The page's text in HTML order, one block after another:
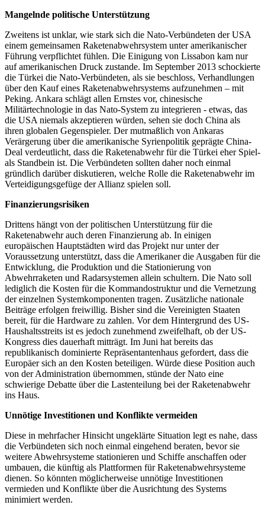
Mangelnde politische Unterstützung
Zweitens ist unklar, wie stark sich die Nato-Verbündeten der USA
einem gemeinsamen Raketenabwehrsystem unter amerikanischer
Führung verpflichtet fühlen. Die Einigung von Lissabon kam nur
auf amerikanischen Druck zustande. Im September 2013 schockierte
die Türkei die Nato-Verbündeten, als sie beschloss, Verhandlungen
über den Kauf eines Raketenabwehrsystems aufzunehmen – mit
Peking. Ankara schlägt allen Ernstes vor, chinesische
Militärtechnologie in das Nato-System zu integrieren - etwas, das
die USA niemals akzeptieren würden, sehen sie doch China als
ihren globalen Gegenspieler. Der mutmaßlich von Ankaras
Verärgerung über die amerikanische Syrienpolitik geprägte China-
Deal verdeutlicht, dass die Raketenabwehr für die Türkei eher Spiel-
als Standbein ist. Die Verbündeten sollten daher noch einmal
gründlich darüber diskutieren, welche Rolle die Raketenabwehr im
Verteidigungsgefüge der Allianz spielen soll.
Finanzierungsrisiken
Drittens hängt von der politischen Unterstützung für die
Raketenabwehr auch deren Finanzierung ab. In einigen
europäischen Hauptstädten wird das Projekt nur unter der
Voraussetzung unterstützt, dass die Amerikaner die Ausgaben für die
Entwicklung, die Produktion und die Stationierung von
Abwehrraketen und Radarsystemen allein schultern. Die Nato soll
lediglich die Kosten für die Kommandostruktur und die Vernetzung
der einzelnen Systemkomponenten tragen. Zusätzliche nationale
Beiträge erfolgen freiwillig. Bisher sind die Vereinigten Staaten
bereit, für die Hardware zu zahlen. Vor dem Hintergrund des US-
Haushaltsstreits ist es jedoch zunehmend zweifelhaft, ob der US-
Kongress dies dauerhaft mitträgt. Im Juni hat bereits das
republikanisch dominierte Repräsentantenhaus gefordert, dass die
Europäer sich an den Kosten beteiligen. Würde diese Position auch
von der Administration übernommen, stünde der Nato eine
schwierige Debatte über die Lastenteilung bei der Raketenabwehr
ins Haus.
Unnötige Investitionen und Konflikte vermeiden
Diese in mehrfacher Hinsicht ungeklärte Situation legt es nahe, dass
die Verbündeten sich noch einmal eingehend beraten, bevor sie
weitere Abwehrsysteme stationieren und Schiffe anschaffen oder
umbauen, die künftig als Plattformen für Raketenabwehrsysteme
dienen. So könnten möglicherweise unnötige Investitionen
vermieden und Konflikte über die Ausrichtung des Systems
minimiert werden.